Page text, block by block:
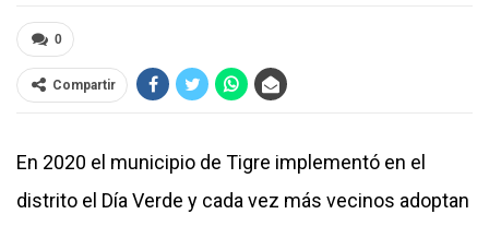
0
Compartir
En 2020 el municipio de Tigre implementó en el
distrito el Día Verde y cada vez más vecinos adoptan